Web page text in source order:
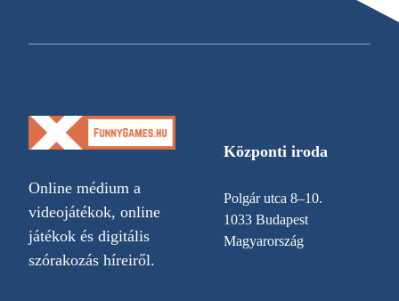
Online médium a
videojátékok, online
játékok és digitális
szórakozás híreiről.
Központi iroda
Polgár utca 8–10.
1033 Budapest
Magyarország